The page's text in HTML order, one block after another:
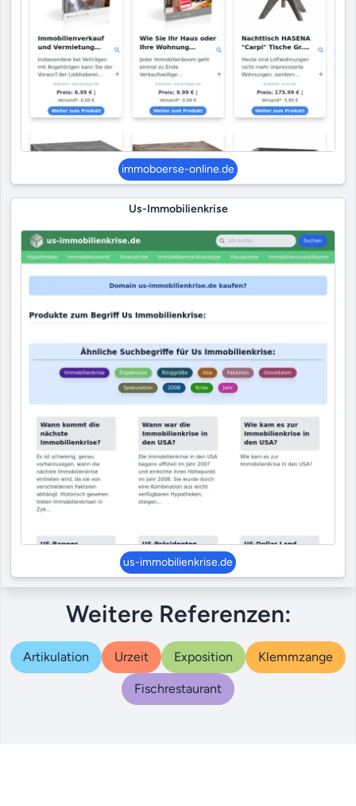
immoboerse-online.de
Us-Immobilienkrise
us-immobilienkrise.de
Weitere Referenzen:
Artikulation Urzeit Exposition Klemmzange
Fischrestaurant